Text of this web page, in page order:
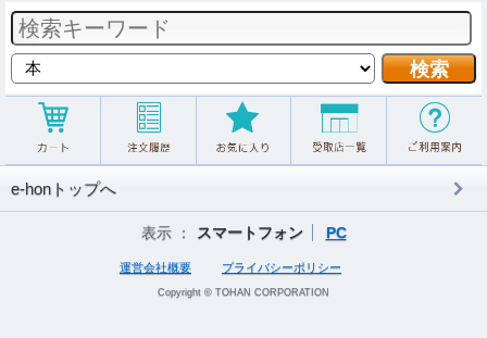
e-honトップへ
表示 ： スマートフォン PC
運営会社概要 プライバシーポリシー
Copyright © TOHAN CORPORATION